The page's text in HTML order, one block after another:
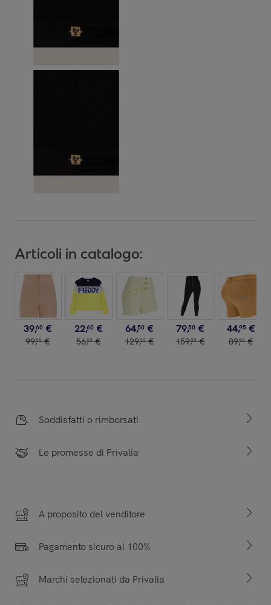
Articoli in catalogo:
39,60 €
99,00 €
22,60 €
56,50 €
64,50 €
129,00 €
79,50 €
159,00 €
44,95 €
89,90 €
Soddisfatti o rimborsati
Le promesse di Privalia
A proposito del venditore
Pagamento sicuro al 100%
Marchi selezionati da Privalia